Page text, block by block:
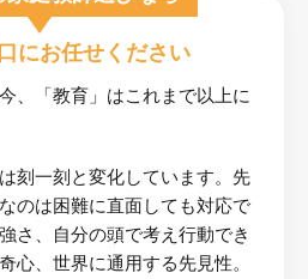
にお任せください
、「教育」はこれまで以上に
刻一刻と変化しています。先
のは困難に直面しても対応で
さ、自分の頭で考え行動でき
心、世界に通用する先見性。